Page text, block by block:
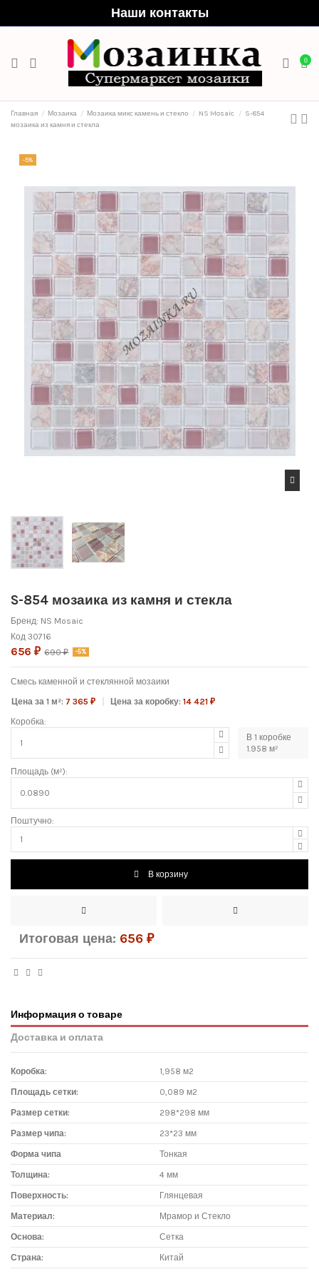
Наши контакты
0
Главная Мозаика Мозаика микс камень и стекло NS Mosaic
S-854
мозаика из камня и стекла
-5%
S-854 мозаика из камня и стекла
Бренд: NS Mosaic
Код 30716
656 ₽ 690 ₽ -5%
Смесь каменной и стеклянной мозаики
Цена за 1 м²: 7 365 ₽ Цена за коробку:14 421 ₽
Коробка:
В 1 коробке
1.958 м²
Площадь (м²):
Поштучно:
В корзину
Итоговая цена: 656 ₽
Информация о товаре
Доставка и оплата
Коробка: 1,958 м2
Площадь сетки: 0,089 м2
Размер сетки: 298*298 мм
Размер чипа: 23*23 мм
Форма чипа Тонкая
Толщина: 4 мм
Поверхность: Глянцевая
Материал: Мрамор и Стекло
Основа: Сетка
Страна: Китай